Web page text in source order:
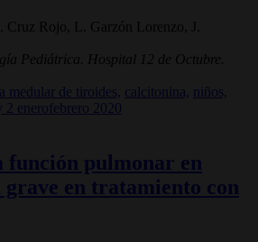
Rojo, L. Garzón Lorenzo, J.
Pediátrica. Hospital 12 de Octubre.
medular de tiroides, calcitonina,
niños,
2 enerofebrero 2020
función pulmonar en
grave en tratamiento con